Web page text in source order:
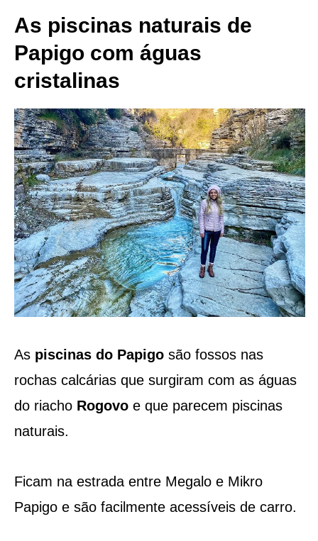
As piscinas naturais de
Papigo com águas
cristalinas
As piscinas do Papigosão fossos nas
rochas calcárias que surgiram com as águas
do riacho Rogovoe que parecem piscinas
naturais.
Ficam na estrada entre Megalo e Mikro
Papigo e são facilmente acessíveis de carro.